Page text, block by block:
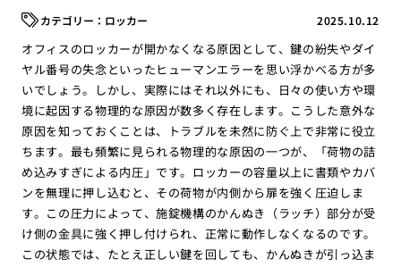
2025.10.12
ロッカー
オフィスのロッカーが開かなくなる原因として、鍵の紛失やダイ
ヤル番号の失念といったヒューマンエラーを思い浮かべる方が多
いでしょう。しかし、実際にはそれ以外にも、日々の使い方や環
境に起因する物理的な原因が数多く存在します。こうした意外な
原因を知っておくことは、トラブルを未然に防ぐ上で非常に役立
ちます。最も頻繁に見られる物理的な原因の一つが、「荷物の詰
め込みすぎによる内圧」です。ロッカーの容量以上に書類やカバ
ンを無理に押し込むと、その荷物が内側から扉を強く圧迫しま
す。この圧力によって、施錠機構のかんぬき（ラッチ）部分が受
け側の金具に強く押し付けられ、正常に動作しなくなるのです。
この状態では、たとえ正しい鍵を回しても、かんぬきが引っ込ま